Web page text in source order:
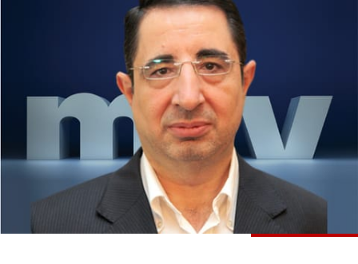
رياضة
البرامج
جدول البرامج
شاهد البرامج
الترددات